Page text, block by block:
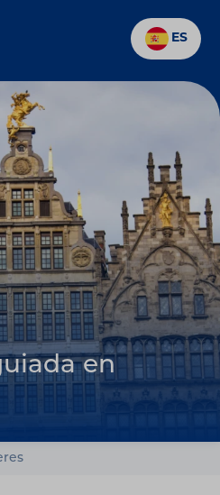
ES
en